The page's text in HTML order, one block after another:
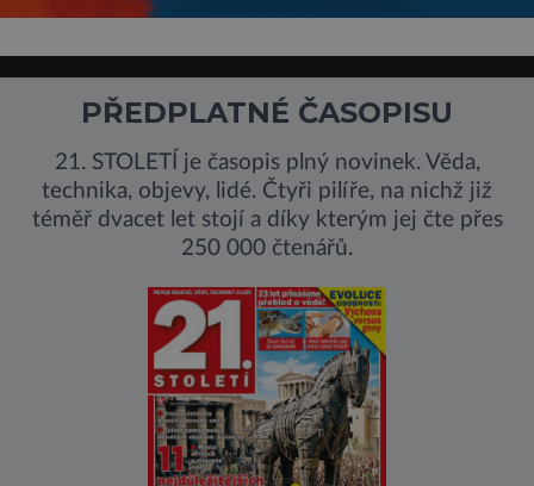
PŘEDPLATNÉ ČASOPISU
21. STOLETÍ je časopis plný novinek. Věda,
technika, objevy, lidé. Čtyři pilíře, na nichž již
téměř dvacet let stojí a díky kterým jej čte přes
250 000 čtenářů.